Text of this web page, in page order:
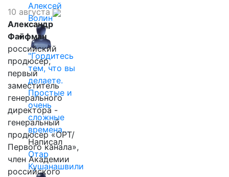
Алексей
Волин
"Гордитесь
тем, что вы
делаете.
Простые и
очень
сложные
времена…
Написал
Отар
Кушанашвили
10 августа
Александр
Файфман
российский
продюсер,
первый
заместитель
генерального
директора -
генеральный
продюсер «ОРТ/
Первого канала»,
член Академии
российского